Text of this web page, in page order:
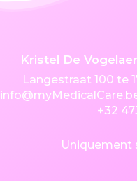
Kristel De
Langestraat 100 te
+32
Uniquement